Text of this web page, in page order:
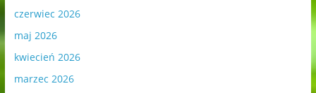
czerwiec 2026
maj 2026
kwiecień 2026
marzec 2026